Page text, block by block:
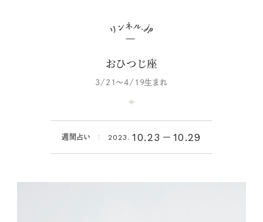
おひつじ座
3/21～4/19生まれ
週間占い 2023. 10.23 10.29